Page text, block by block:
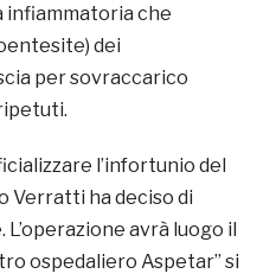
infiammatoria che
dei
per sovraccarico
l’infortunio del
Verratti ha deciso di
avrà luogo il
ospedaliero Aspetar” si